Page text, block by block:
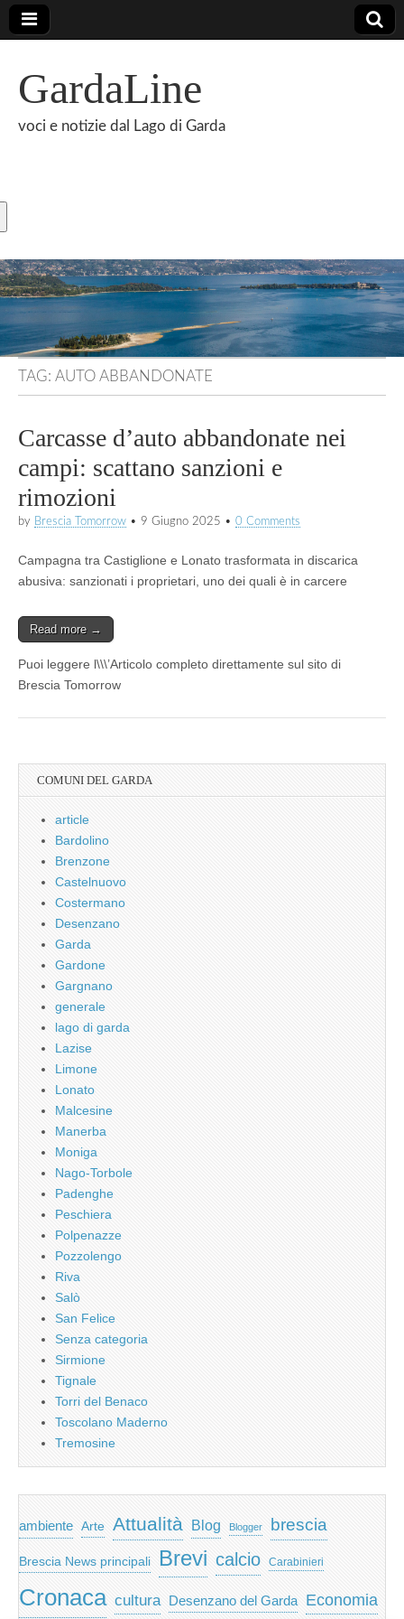
GardaLine
voci e notizie dal Lago di Garda
TAG: AUTO ABBANDONATE
Carcasse d’auto abbandonate nei
campi: scattano sanzioni e
rimozioni
by Brescia Tomorrow • 9 Giugno 2025 • 0 Comments
Campagna tra Castiglione e Lonato trasformata in discarica
abusiva: sanzionati i proprietari, uno dei quali è in carcere
Read more →
Puoi leggere l\\\’Articolo completo direttamente sul sito di
Brescia Tomorrow
COMUNI DEL GARDA
article
Bardolino
Brenzone
Castelnuovo
Costermano
Desenzano
Garda
Gardone
Gargnano
generale
lago di garda
Lazise
Limone
Lonato
Malcesine
Manerba
Moniga
Nago-Torbole
Padenghe
Peschiera
Polpenazze
Pozzolengo
Riva
Salò
San Felice
Senza categoria
Sirmione
Tignale
Torri del Benaco
Toscolano Maderno
Tremosine
ambiente Arte Attualità Blog Blogger brescia
Brescia News principali Brevi calcio Carabinieri
Cronaca cultura Desenzano del Garda Economia